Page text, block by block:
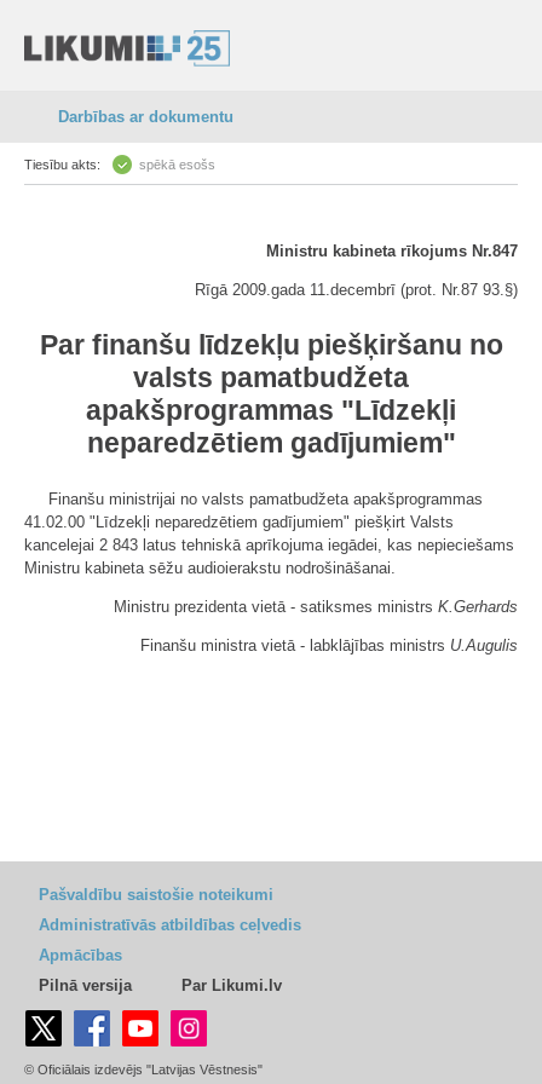
Darbības ar dokumentu
Tiesību akts: spēkā esošs
Ministru kabineta rīkojums Nr.847
Rīgā 2009.gada 11.decembrī (prot. Nr.87 93.§)
Par finanšu līdzekļu piešķiršanu no
valsts pamatbudžeta
apakšprogrammas "Līdzekļi
neparedzētiem gadījumiem"
Finanšu ministrijai no valsts pamatbudžeta apakšprogrammas
41.02.00 "Līdzekļi neparedzētiem gadījumiem" piešķirt Valsts
kancelejai 2 843 latus tehniskā aprīkojuma iegādei, kas nepieciešams
Ministru kabineta sēžu audioierakstu nodrošināšanai.
Ministru prezidenta vietā - satiksmes ministrs K.Gerhards
Finanšu ministra vietā - labklājības ministrs U.Augulis
Pašvaldību saistošie noteikumi
Administratīvās atbildības ceļvedis
Apmācības
Pilnā versija
Par Likumi.lv
© Oficiālais izdevējs "Latvijas Vēstnesis"